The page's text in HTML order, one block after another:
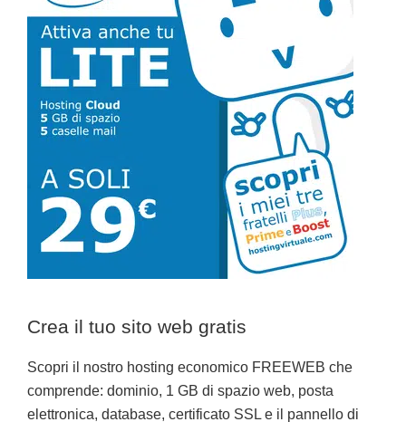
primaria
Crea il tuo sito web gratis
Scopri il nostro hosting economico FREEWEB che
comprende: dominio, 1 GB di spazio web, posta
elettronica, database, certificato SSL e il pannello di